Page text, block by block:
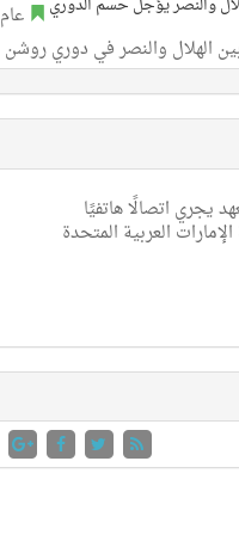
عام
الهلال والنصر في دوري روشن
يجري اتصالًا هاتفيًا
العربية المتحدة